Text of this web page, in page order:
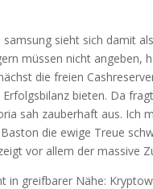
sieht sich damit
müssen nicht
die freien
bieten. Da
sah zauberhaft aus.
die ewige Treue
vor allem der massive
in greifbarer Nähe: